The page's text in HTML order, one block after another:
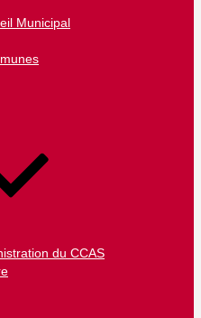
Municipal
du CCAS